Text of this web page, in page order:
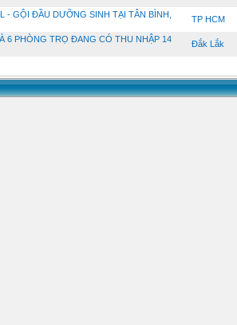
- GỘI ĐẦU DƯỠNG SINH TẠI TÂN BÌNH,
TP HCM
6 PHÒNG TRỌ ĐANG CÓ THU NHẬP 14
Đắk Lắk